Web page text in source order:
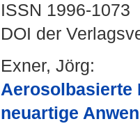
ISSN 1996-1073
DOI der
Exner, Jörg:
Aerosolbasierte
neuartige